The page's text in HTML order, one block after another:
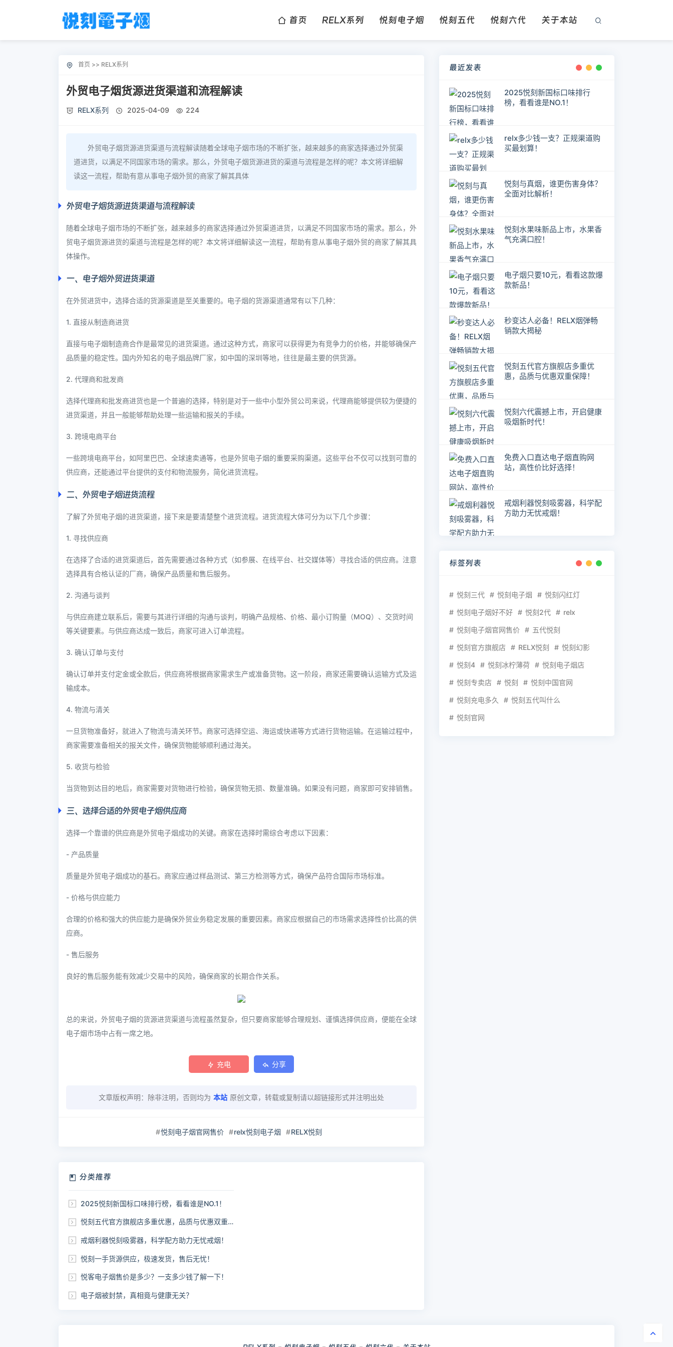
首页 RELX系列 悦刻电子烟 悦刻五代 悦刻六代 关于本站
首页 >> RELX系列
外贸电子烟货源进货渠道和流程解读
RELX系列 2025-04-09 224
外贸电子烟货源进货渠道与流程解读随着全球电子烟市场的不断扩张，越来越多的商家选择通过外贸渠
道进货，以满足不同国家市场的需求。那么，外贸电子烟货源进货的渠道与流程是怎样的呢？本文将详细解
读这一流程，帮助有意从事电子烟外贸的商家了解其具体
外贸电子烟货源进货渠道与流程解读
随着全球电子烟市场的不断扩张，越来越多的商家选择通过外贸渠道进货，以满足不同国家市场的需求。那么，外
贸电子烟货源进货的渠道与流程是怎样的呢？本文将详细解读这一流程，帮助有意从事电子烟外贸的商家了解其具
体操作。
一、电子烟外贸进货渠道
在外贸进货中，选择合适的货源渠道是至关重要的。电子烟的货源渠道通常有以下几种：
1. 直接从制造商进货
直接与电子烟制造商合作是最常见的进货渠道。通过这种方式，商家可以获得更为有竞争力的价格，并能够确保产
品质量的稳定性。国内外知名的电子烟品牌厂家，如中国的深圳等地，往往是最主要的供货源。
2. 代理商和批发商
选择代理商和批发商进货也是一个普遍的选择，特别是对于一些中小型外贸公司来说，代理商能够提供较为便捷的
进货渠道，并且一般能够帮助处理一些运输和报关的手续。
3. 跨境电商平台
一些跨境电商平台，如阿里巴巴、全球速卖通等，也是外贸电子烟的重要采购渠道。这些平台不仅可以找到可靠的
供应商，还能通过平台提供的支付和物流服务，简化进货流程。
二、外贸电子烟进货流程
了解了外贸电子烟的进货渠道，接下来是要清楚整个进货流程。进货流程大体可分为以下几个步骤：
1. 寻找供应商
在选择了合适的进货渠道后，首先需要通过各种方式（如参展、在线平台、社交媒体等）寻找合适的供应商。注意
选择具有合格认证的厂商，确保产品质量和售后服务。
2. 沟通与谈判
与供应商建立联系后，需要与其进行详细的沟通与谈判，明确产品规格、价格、最小订购量（MOQ）、交货时间
等关键要素。与供应商达成一致后，商家可进入订单流程。
3. 确认订单与支付
确认订单并支付定金或全款后，供应商将根据商家需求生产或准备货物。这一阶段，商家还需要确认运输方式及运
输成本。
4. 物流与清关
一旦货物准备好，就进入了物流与清关环节。商家可选择空运、海运或快递等方式进行货物运输。在运输过程中，
商家需要准备相关的报关文件，确保货物能够顺利通过海关。
5. 收货与检验
当货物到达目的地后，商家需要对货物进行检验，确保货物无损、数量准确。如果没有问题，商家即可安排销售。
三、选择合适的外贸电子烟供应商
选择一个靠谱的供应商是外贸电子烟成功的关键。商家在选择时需综合考虑以下因素：
- 产品质量
质量是外贸电子烟成功的基石。商家应通过样品测试、第三方检测等方式，确保产品符合国际市场标准。
- 价格与供应能力
合理的价格和强大的供应能力是确保外贸业务稳定发展的重要因素。商家应根据自己的市场需求选择性价比高的供
应商。
- 售后服务
良好的售后服务能有效减少交易中的风险，确保商家的长期合作关系。
总的来说，外贸电子烟的货源进货渠道与流程虽然复杂，但只要商家能够合理规划、谨慎选择供应商，便能在全球
电子烟市场中占有一席之地。
充电 分享
文章版权声明：除非注明，否则均为 本站 原创文章，转载或复制请以超链接形式并注明出处
悦刻电子烟官网售价 relx悦刻电子烟 RELX悦刻
分类推荐
2025悦刻新国标口味排行榜，看看谁是NO.1！
悦刻五代官方旗舰店多重优惠，品质与优惠双重保障！
戒烟利器悦刻吸雾器，科学配方助力无忧戒烟！
悦刻一手货源供应，极速发货，售后无忧！
悦客电子烟售价是多少？一支多少钱了解一下！
电子烟被封禁，真相竟与健康无关？
最近发表
2025悦刻新国标口味排行
榜，看看谁是NO.1！
relx多少钱一支？正规渠道购
买最划算！
悦刻与真烟，谁更伤害身体？
全面对比解析！
悦刻水果味新品上市，水果香
气充满口腔！
电子烟只要10元，看看这款爆
款新品！
秒变达人必备！RELX烟弹畅
销款大揭秘
悦刻五代官方旗舰店多重优
惠，品质与优惠双重保障！
悦刻六代震撼上市，开启健康
吸烟新时代！
免费入口直达电子烟直购网
站，高性价比好选择！
戒烟利器悦刻吸雾器，科学配
方助力无忧戒烟！
标签列表
悦刻三代 悦刻电子烟 悦刻闪红灯
悦刻电子烟好不好 悦刻2代 relx
悦刻电子烟官网售价 五代悦刻
悦刻官方旗舰店 RELX悦刻 悦刻幻影
悦刻4 悦刻冰柠薄荷 悦刻电子烟店
悦刻专卖店 悦刻 悦刻中国官网
悦刻充电多久 悦刻五代叫什么
悦刻官网